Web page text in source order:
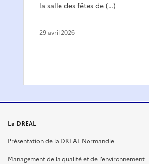
la salle des fêtes de (…)
29 avril 2026
La DREAL
Présentation de la DREAL Normandie
Management de la qualité et de l’environnement